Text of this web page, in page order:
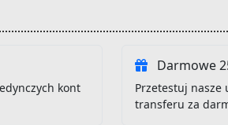
kont
Darmowe
Przetestuj nasze
transferu za